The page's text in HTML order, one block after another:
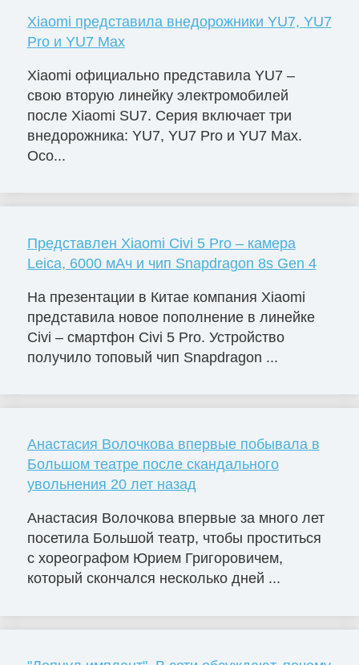
Xiaomi представила внедорожники YU7, YU7
Pro и YU7 Max
Xiaomi официально представила YU7 –
свою вторую линейку электромобилей
после Xiaomi SU7. Серия включает три
внедорожника: YU7, YU7 Pro и YU7 Max.
Осо...
Представлен Xiaomi Civi 5 Pro – камера
Leica, 6000 мАч и чип Snapdragon 8s Gen 4
На презентации в Китае компания Xiaomi
представила новое пополнение в линейке
Civi – смартфон Civi 5 Pro. Устройство
получило топовый чип Snapdragon ...
Анастасия Волочкова впервые побывала в
Большом театре после скандального
увольнения 20 лет назад
Анастасия Волочкова впервые за много лет
посетила Большой театр, чтобы проститься
с хореографом Юрием Григоровичем,
который скончался несколько дней ...